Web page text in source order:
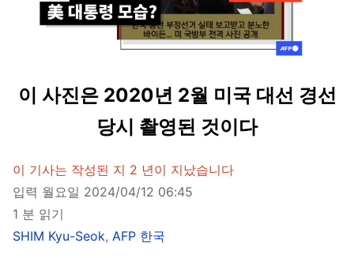
이 사진은 2020년 2월 미국 대선 경선
당시 촬영된 것이다
이 기사는 작성된 지 2 년이 지났습니다
입력 월요일 2024/04/12 06:45
1 분 읽기
SHIM Kyu-Seok, AFP 한국